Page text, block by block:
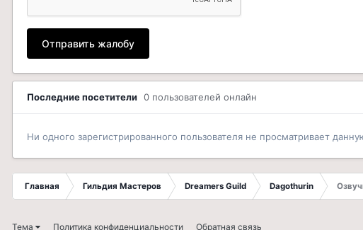
Отправить жалобу
Последние посетители 0 пользователей онлайн
Ни одного зарегистрированного пользователя не просматривает
Главная Гильдия Мастеров Dreamers Guild Dagothurin
Тема Политика конфиденциальности Обратная связь